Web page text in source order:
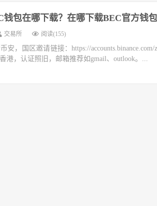
钱包在哪下载？在哪下载BEC官方钱
交易所 阅读(155)
安，国区邀请链接：https://
港，认证照旧，邮箱推荐如gmail、outlook。...